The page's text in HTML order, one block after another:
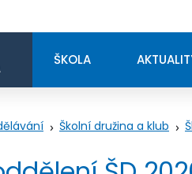
ŠKOLA
Školní družina a klub